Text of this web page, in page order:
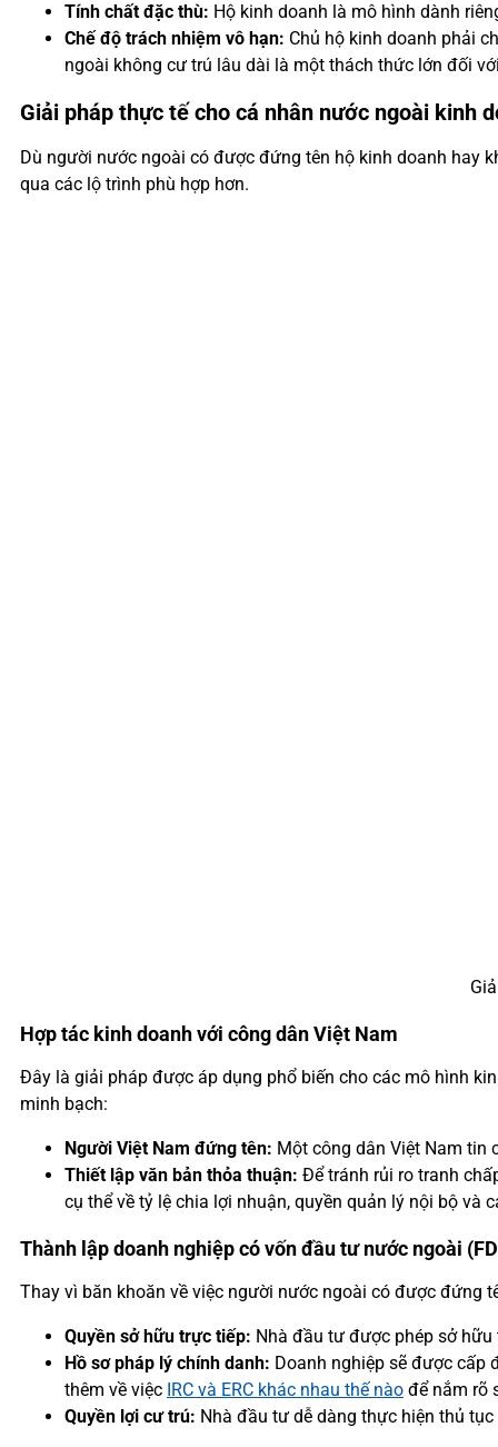
Tính chất đặc thù: Hộ kinh doanh là mô hình dành
Chế độ trách nhiệm vô hạn: Chủ hộ kinh doanh phải
ngoài không cư trú lâu dài là một thách thức lớn đối
Giải pháp thực tế cho cá nhân nước ngoài kinh
Dù người nước ngoài có được đứng tên hộ kinh doanh hay
qua các lộ trình phù hợp hơn.
Hợp tác kinh doanh với công dân Việt Nam
Đây là giải pháp được áp dụng phổ biến cho các mô hình
minh bạch:
Người Việt Nam đứng tên: Một công dân Việt Nam tin
Thiết lập văn bản thỏa thuận: Để tránh rủi ro tranh
cụ thể về tỷ lệ chia lợi nhuận, quyền quản lý nội bộ và
Thành lập doanh nghiệp có vốn đầu tư nước ngoài
Thay vì băn khoăn về việc người nước ngoài có được đứng
Quyền sở hữu trực tiếp: Nhà đầu tư được phép sở
Hồ sơ pháp lý chính danh: Doanh nghiệp sẽ được cấp
thêm về việc IRC và ERC khác nhau thế nào để nắm rõ
Quyền lợi cư trú: Nhà đầu tư dễ dàng thực hiện thủ